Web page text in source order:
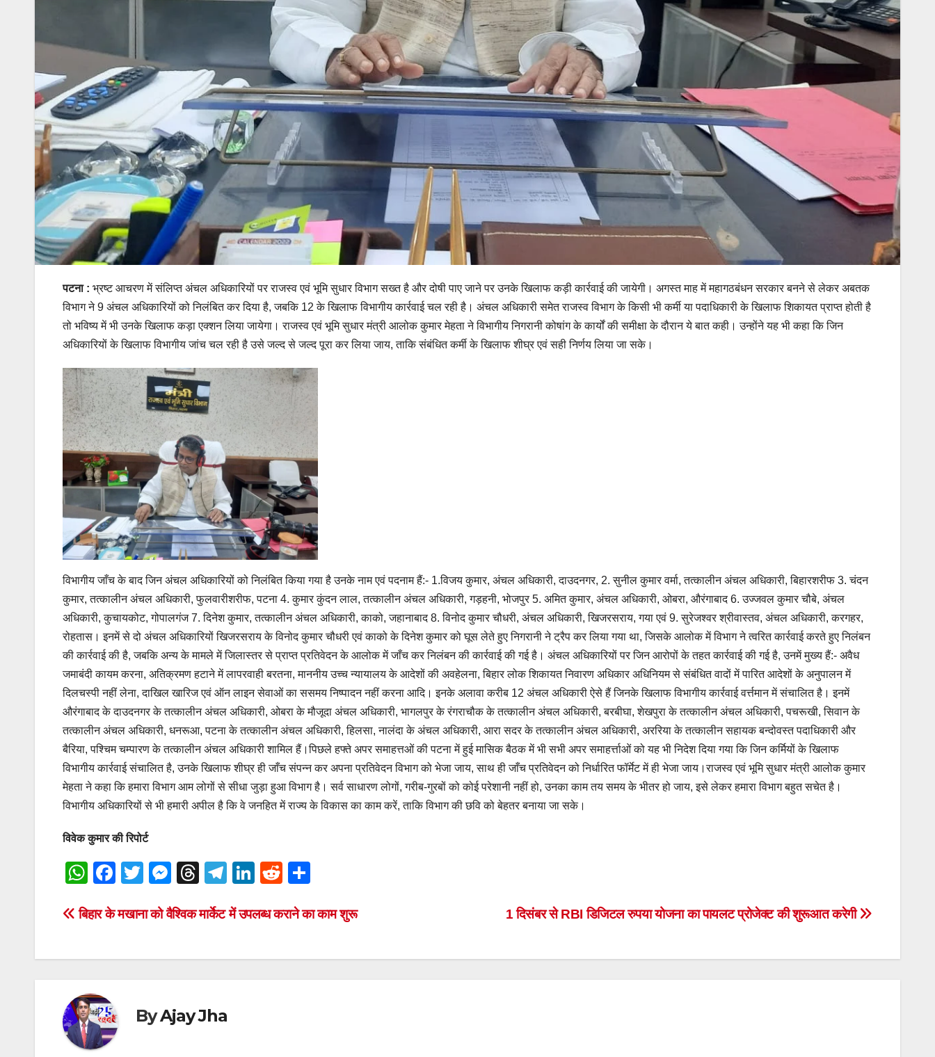
पटना : भ्रष्ट आचरण में संलिप्त अंचल अधिकारियों पर राजस्व एवं भूमि सुधार विभाग सख्त है और दोषी पाए जाने पर उनके खिलाफ कड़ी कार्रवाई की जायेगी। अगस्त माह में महागठबंधन सरकार बनने से लेकर अबतक
विभाग ने 9 अंचल अधिकारियों को निलंबित कर दिया है, जबकि 12 के खिलाफ विभागीय कार्रवाई चल रही है। अंचल अधिकारी समेत राजस्व विभाग के किसी भी कर्मी या पदाधिकारी के खिलाफ शिकायत प्राप्त होती है
तो भविष्य में भी उनके खिलाफ कड़ा एक्शन लिया जायेगा। राजस्व एवं भूमि सुधार मंत्री आलोक कुमार मेहता ने विभागीय निगरानी कोषांग के कार्यों की समीक्षा के दौरान ये बात कही। उन्होंने यह भी कहा कि जिन
अधिकारियों के खिलाफ विभागीय जांच चल रही है उसे जल्द से जल्द पूरा कर लिया जाय, ताकि संबंधित कर्मी के खिलाफ शीघ्र एवं सही निर्णय लिया जा सके।
विभागीय जाँच के बाद जिन अंचल अधिकारियों को निलंबित किया गया है उनके नाम एवं पदनाम हैं:- 1.विजय कुमार, अंचल अधिकारी, दाउदनगर, 2. सुनील कुमार वर्मा, तत्कालीन अंचल अधिकारी, बिहारशरीफ 3. चंदन
कुमार, तत्कालीन अंचल अधिकारी, फुलवारीशरीफ, पटना 4. कुमार कुंदन लाल, तत्कालीन अंचल अधिकारी, गड़हनी, भोजपुर 5. अमित कुमार, अंचल अधिकारी, ओबरा, औरंगाबाद 6. उज्जवल कुमार चौबे, अंचल
अधिकारी, कुचायकोट, गोपालगंज 7. दिनेश कुमार, तत्कालीन अंचल अधिकारी, काको, जहानाबाद 8. विनोद कुमार चौधरी, अंचल अधिकारी, खिजरसराय, गया एवं 9. सुरेजश्वर श्रीवास्तव, अंचल अधिकारी, करगहर,
रोहतास। इनमें से दो अंचल अधिकारियों खिजरसराय के विनोद कुमार चौधरी एवं काको के दिनेश कुमार को घूस लेते हुए निगरानी ने ट्रैप कर लिया गया था, जिसके आलोक में विभाग ने त्वरित कार्रवाई करते हुए निलंबन
की कार्रवाई की है, जबकि अन्य के मामले में जिलास्तर से प्राप्त प्रतिवेदन के आलोक में जाँच कर निलंबन की कार्रवाई की गई है। अंचल अधिकारियों पर जिन आरोपों के तहत कार्रवाई की गई है, उनमें मुख्य हैं:- अवैध
जमाबंदी कायम करना, अतिक्रमण हटाने में लापरवाही बरतना, माननीय उच्च न्यायालय के आदेशों की अवहेलना, बिहार लोक शिकायत निवारण अधिकार अधिनियम से संबंधित वादों में पारित आदेशों के अनुपालन में
दिलचस्पी नहीं लेना, दाखिल खारिज एवं ऑन लाइन सेवाओं का ससमय निष्पादन नहीं करना आदि। इनके अलावा करीब 12 अंचल अधिकारी ऐसे हैं जिनके खिलाफ विभागीय कार्रवाई वर्त्तमान में संचालित है। इनमें
औरंगाबाद के दाउदनगर के तत्कालीन अंचल अधिकारी, ओबरा के मौजूदा अंचल अधिकारी, भागलपुर के रंगराचौक के तत्कालीन अंचल अधिकारी, बरबीघा, शेखपुरा के तत्कालीन अंचल अधिकारी, पचरूखी, सिवान के
तत्कालीन अंचल अधिकारी, धनरूआ, पटना के तत्कालीन अंचल अधिकारी, हिलसा, नालंदा के अंचल अधिकारी, आरा सदर के तत्कालीन अंचल अधिकारी, अररिया के तत्कालीन सहायक बन्दोवस्त पदाधिकारी और
बैरिया, पश्चिम चम्पारण के तत्कालीन अंचल अधिकारी शामिल हैं।पिछले हफ्ते अपर समाहत्तओं की पटना में हुई मासिक बैठक में भी सभी अपर समाहर्त्ताओं को यह भी निदेश दिया गया कि जिन कर्मियों के खिलाफ
विभागीय कार्रवाई संचालित है, उनके खिलाफ शीघ्र ही जाँच संपन्न कर अपना प्रतिवेदन विभाग को भेजा जाय, साथ ही जाँच प्रतिवेदन को निर्धारित फॉर्मेट में ही भेजा जाय।राजस्व एवं भूमि सुधार मंत्री आलोक कुमार
मेहता ने कहा कि हमारा विभाग आम लोगों से सीधा जुड़ा हुआ विभाग है। सर्व साधारण लोगों, गरीब-गुरबों को कोई परेशानी नहीं हो, उनका काम तय समय के भीतर हो जाय, इसे लेकर हमारा विभाग बहुत सचेत है।
विभागीय अधिकारियों से भी हमारी अपील है कि वे जनहित में राज्य के विकास का काम करें, ताकि विभाग की छवि को बेहतर बनाया जा सके।
विवेक कुमार की रिपोर्ट
W
at
A
p
F
c
b
o
k
T
tt
M
ss
n
er
T
e
d
T
e
a
Li
k
dI
R
d
t
ar
Post
1 दिसंबर से RBI डिजिटल रुपया योजना का पायलट प्रोजेक्ट की शुरूआत करेगी
बिहार के मखाना को वैश्विक मार्केट में उपलब्ध कराने का काम शुरू
ByAjay Jha